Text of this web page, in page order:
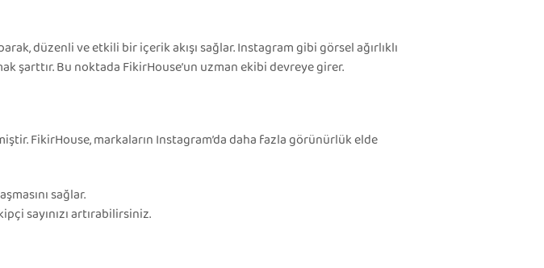
düzenli ve etkili bir içerik akışı sağlar. Instagram gibi görsel ağırlıklı
Bu noktada FikirHouse’un uzman ekibi devreye girer.
FikirHouse, markaların Instagram’da daha fazla görünürlük elde
sağlar.
sayınızı artırabilirsiniz.